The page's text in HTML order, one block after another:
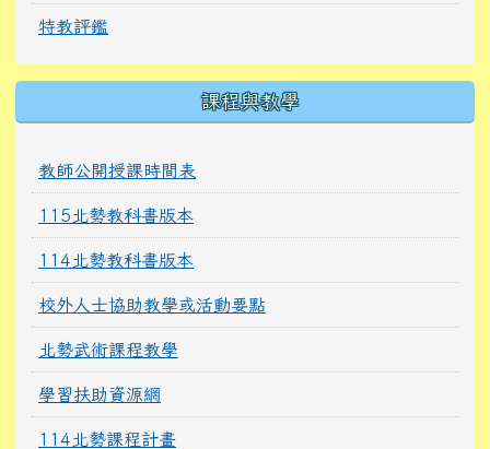
特教評鑑
課程與教學
教師公開授課時間表
115北勢教科書版本
114北勢教科書版本
校外人士協助教學或活動要點
北勢武術課程教學
學習扶助資源網
114北勢課程計畫